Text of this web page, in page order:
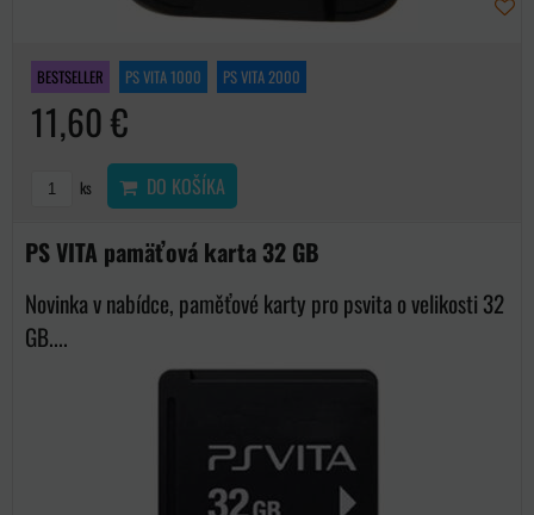
BESTSELLER PS VITA 1000 PS VITA 2000
11,60 €
ks DO KOŠÍKA
PS VITA pamäťová karta 32 GB
Novinka v nabídce, paměťové karty pro psvita o velikosti 32
GB....